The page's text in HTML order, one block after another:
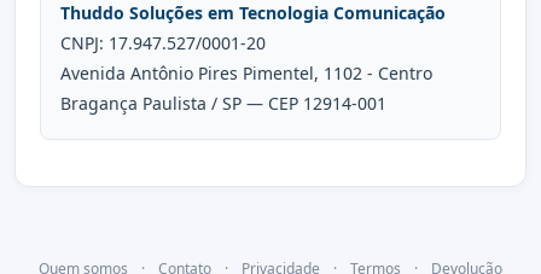
Thuddo Soluções em Tecnologia Comunicação
CNPJ: 17.947.527/0001-20
Avenida Antônio Pires Pimentel, 1102 - Centro
Bragança Paulista / SP — CEP 12914-001
Quem somos · Contato · Privacidade · Termos · Devolução